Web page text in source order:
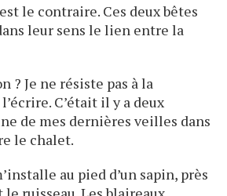
le contraire. Ces deux bêtes
leur sens le lien entre la
? Je ne résiste pas à la
C’était il y a deux
de mes dernières veilles dans
le chalet.
au pied d’un sapin, près